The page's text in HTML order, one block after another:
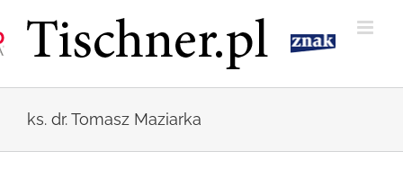
zawartości
ks. dr. Tomasz Maziarka